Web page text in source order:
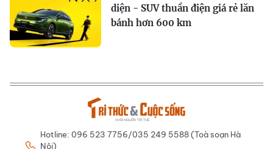
diện - SUV thuần điện giá rẻ lăn
bánh hơn 600 km
Hotline: 096 523 7756/035 249 5588 (Toà soạn Hà
Nội)